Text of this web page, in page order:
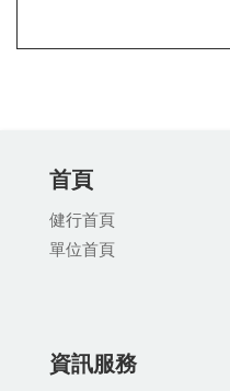
首頁
健行首頁
單位首頁
資訊服務